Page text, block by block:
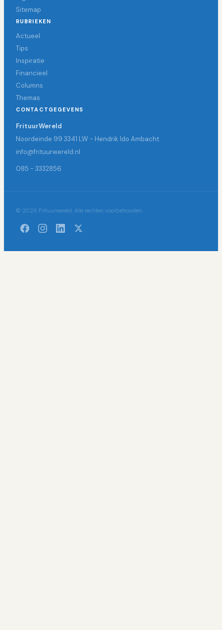
Sitemap
RUBRIEKEN
Actueel
Tips
Inspiratie
Financieel
Columns
Themas
CONTACTGEGEVENS
FrituurWereld
Noordeinde 99 3341 LW - Hendrik Ido Ambacht
info@frituurwereld.nl
085 - 3332856
© 2026 Frituurwereld. Alle rechten voorbehouden.